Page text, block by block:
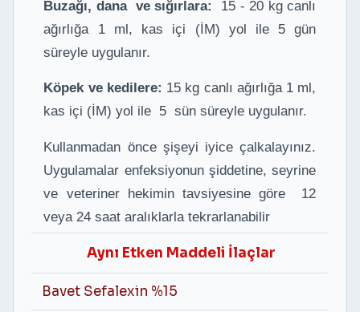
Buzağı, dana ve sığırlara:
15 - 20 kg canlı
ağırlığa 1 ml, kas içi (İM) yol ile 5 gün
süreyle uygulanır.
Köpek ve kedilere: 15 kg canlı ağırlığa 1 ml,
kas içi (İM) yol ile 5 sün süreyle uygulanır.
Kullanmadan önce şişeyi iyice çalkalayınız.
Uygulamalar enfeksiyonun şiddetine, seyrine
ve veteriner hekimin tavsiyesine göre 12
veya 24 saat aralıklarla tekrarlanabilir
Aynı Etken Maddeli İlaçlar
Bavet Sefalexin %15